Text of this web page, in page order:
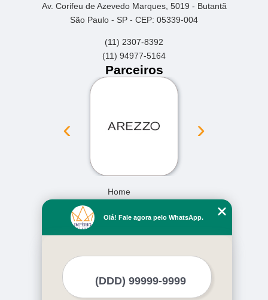
Av. Corifeu de Azevedo Marques, 5019 - Butantã
São Paulo - SP - CEP: 05339-004
(11) 2307-8392
(11) 94977-5164
Parceiros
‹ ›
Home
Missão
Olá! Fale agora pelo WhatsApp.